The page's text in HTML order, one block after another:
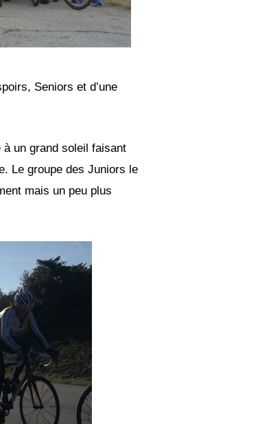
Seniors et d’une
un grand soleil faisant
Le groupe des Juniors le
mais un peu plus